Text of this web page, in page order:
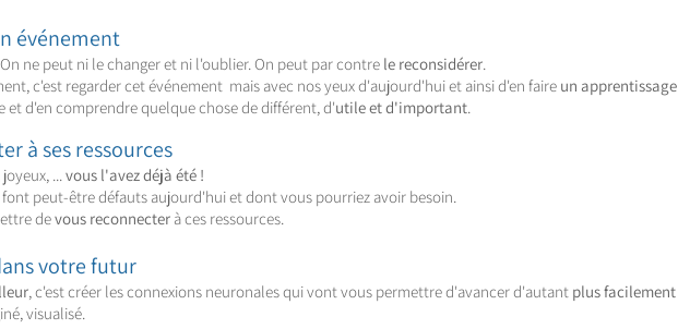
événement
ne peut ni le changer et ni l'oublier. On peut par contre le reconsidérer.
c'est regarder cet événement mais avec nos yeux d'aujourd'hui et ainsi d'en faire un apprentissage
et d'en comprendre quelque chose de différent, d'utile et d'important.
à ses ressources
...vous l'avez déjà été !
font peut-être défauts aujourd'hui et dont vous pourriez avoir besoin.
devous reconnecter à ces ressources.
votre futur
, c'est créer les connexions neuronales qui vont vous permettre d'avancer d'autant plus facilement
visualisé.